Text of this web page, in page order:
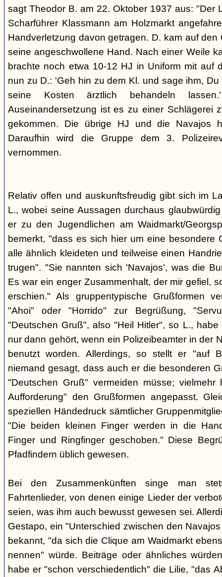
sagt Theodor B. am 22. Oktober 1937 aus: "Der
Scharführer Klassmann am Holzmarkt
Handverletzung davon getragen. D. kam auf den
seine angeschwollene Hand. Nach einer Weile
brachte noch etwa 10-12 HJ in Uniform mit auf
nun zu D.: 'Geh hin zu dem Kl. und sage ihm,
seine Kosten ärztlich behandeln
Auseinandersetzung ist es zu einer Schlägerei
gekommen. Die übrige HJ und die Navajos
Daraufhin wird die Gruppe dem 3.
vernommen.
Relativ offen und auskunftsfreudig gibt sich im
L., wobei seine Aussagen durchaus
er zu den Jugendlichen am Waidmarkt/
bemerkt, "dass es sich hier um eine besondere
alle ähnlich kleideten und teilweise einen
trugen". "Sie nannten sich 'Navajos', was die
Es war ein enger Zusammenhalt, der mir gefiel,
erschien." Als gruppentypische Grußformen
"Ahoi" oder "Horrido" zur Begrüßung,
"Deutschen Gruß", also "Heil Hitler", so L.,
nur dann gehört, wenn ein Polizeibeamter in der
benutzt worden. Allerdings, so stellt er "auf
niemand gesagt, dass auch er die besonderen
"Deutschen Gruß" vermeiden müsse;
Aufforderung" den Grußformen angepasst.
speziellen Händedruck sämtlicher
"Die beiden kleinen Finger werden in die
Finger und Ringfinger geschoben." Diese
Pfadfindern üblich gewesen.
Bei den Zusammenkünften singe man
Fahrtenlieder, von denen einige Lieder der
seien, was ihm auch bewusst gewesen sei.
Gestapo, ein "Unterschied zwischen den
bekannt, "da sich die Clique am Waidmarkt
nennen" würde. Beiträge oder ähnliches
habe er "schon verschiedentlich" die Lilie, "das